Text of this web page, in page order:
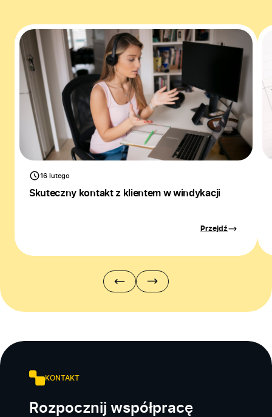
16 lutego
Skuteczny kontakt z klientem w windykacji
Przejdź
KONTAKT
Rozpocznij współpracę